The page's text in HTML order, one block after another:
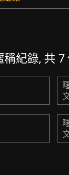
紀錄, 共 7